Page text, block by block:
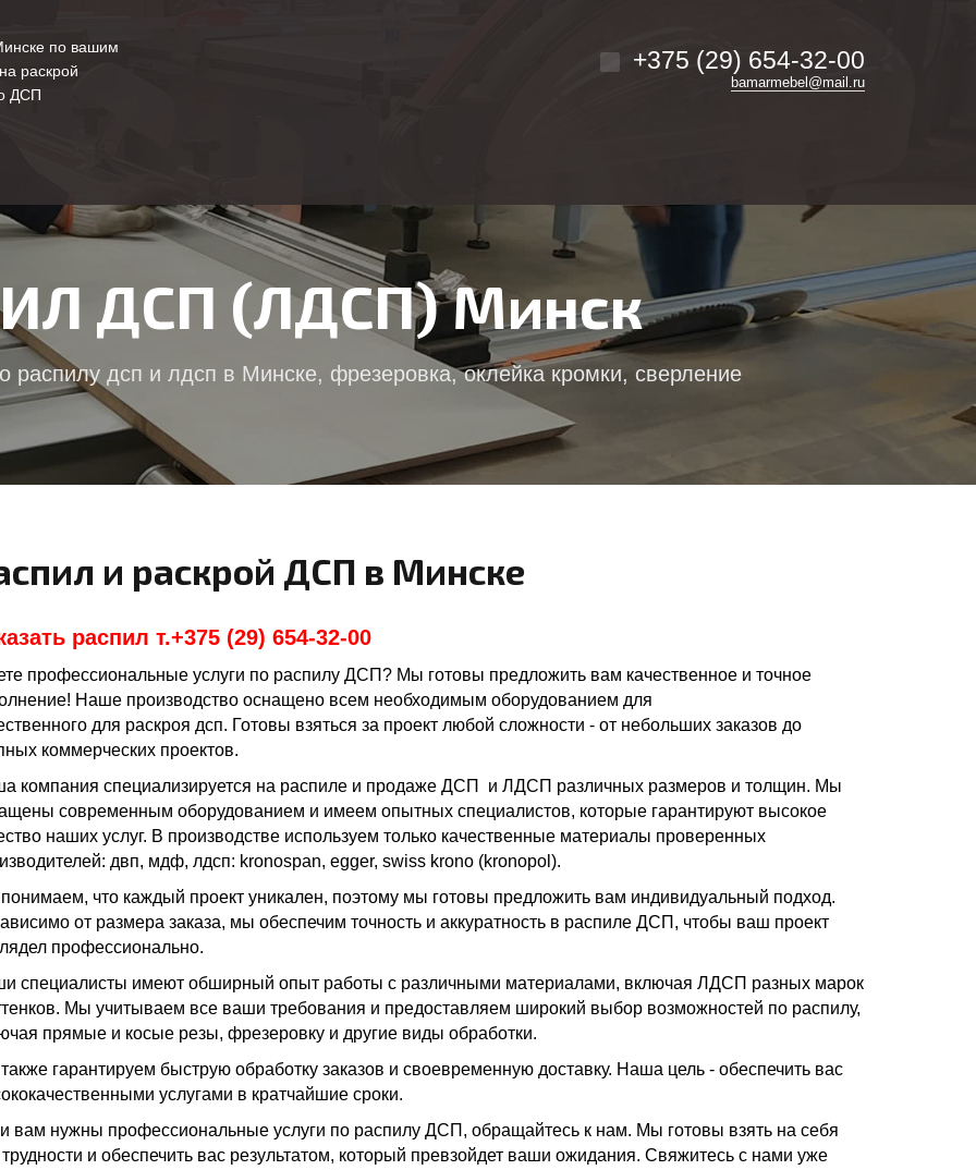
по вашим
раскрой
ДСП
+375 (29) 654-32-00
bamarmebel@mail.ru
ДСП (ЛДСП) Минск
распилу дсп и лдсп в Минске, фрезеровка, оклейка кромки, сверление
и раскрой ДСП в Минске
распил т.+375 (29) 654-32-00
профессиональные услуги по распилу ДСП? Мы готовы предложить вам качественное и точное
Наше производство оснащено всем необходимым оборудованием для
для раскроя дсп. Готовы взяться за проект любой сложности - от небольших заказов до
коммерческих проектов.
компания специализируется на распиле и продаже ДСП и ЛДСП различных размеров и толщин. Мы
современным оборудованием и имеем опытных специалистов, которые гарантируют высокое
наших услуг. В производстве используем только качественные материалы проверенных
двп, мдф, лдсп: kronospan, egger, swiss krono (kronopol).
что каждый проект уникален, поэтому мы готовы предложить вам индивидуальный подход.
от размера заказа, мы обеспечим точность и аккуратность в распиле ДСП, чтобы ваш проект
профессионально.
специалисты имеют обширный опыт работы с различными материалами, включая ЛДСП разных марок
Мы учитываем все ваши требования и предоставляем широкий выбор возможностей по распилу,
прямые и косые резы, фрезеровку и другие виды обработки.
гарантируем быструю обработку заказов и своевременную доставку. Наша цель - обеспечить вас
услугами в кратчайшие сроки.
вам нужны профессиональные услуги по распилу ДСП, обращайтесь к нам. Мы готовы взять на себя
и обеспечить вас результатом, который превзойдет ваши ожидания. Свяжитесь с нами уже